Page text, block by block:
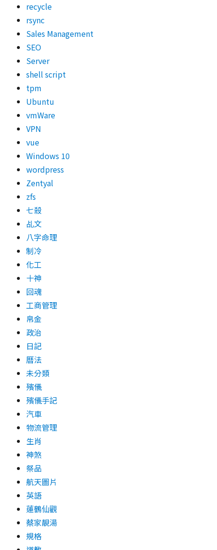
recycle
rsync
Sales Management
SEO
Server
shell script
tpm
Ubuntu
vmWare
VPN
vue
Windows 10
wordpress
Zentyal
zfs
七殺
乩文
八字命理
制冷
化工
十神
回魂
工商管理
帛金
政治
日記
曆法
未分類
殯儀
殯儀手記
汽車
物流管理
生肖
神煞
祭品
航天圖片
英語
蓮鶴仙觀
蔡家靚湯
規格